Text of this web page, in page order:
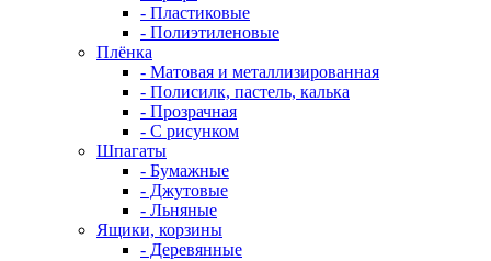
- Пластиковые
- Полиэтиленовые
Плёнка
- Матовая и металлизированная
- Полисилк, пастель, калька
- Прозрачная
- С рисунком
Шпагаты
- Бумажные
- Джутовые
- Льняные
Ящики, корзины
- Деревянные